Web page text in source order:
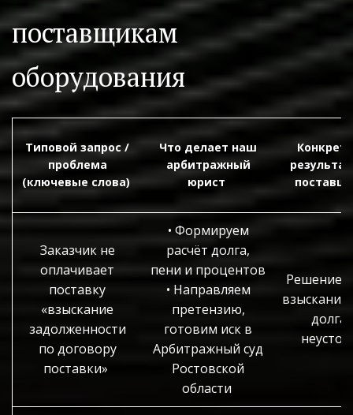
поставщикам
оборудования
Типовой запрос /
проблема
(ключевые слова)
Что делает наш
арбитражный
юрист
Заказчик не
оплачивает
поставку
«взыскание
задолженности
по договору
поставки»
• Формируем
расчёт долга,
пени и процентов
• Направляем
претензию,
готовим иск в
Арбитражный суд
Ростовской
области
Решение
взыскании
долга